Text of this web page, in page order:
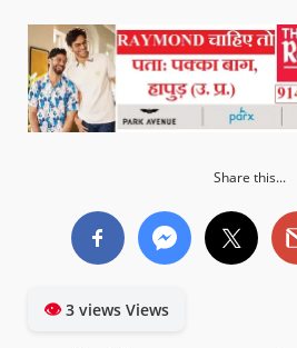
Share this...
👁3 views Views